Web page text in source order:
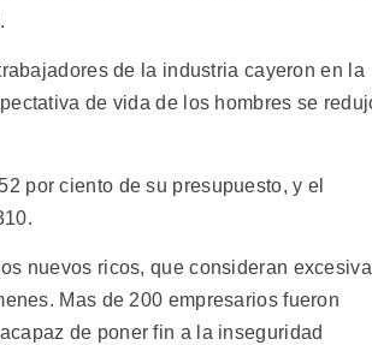
de la industria cayeron en la
de vida de los hombres se
por ciento de su presupuesto, y el
nuevos ricos, que consideran excesiva
Mas de 200 empresarios fueron
de poner fin a la inseguridad